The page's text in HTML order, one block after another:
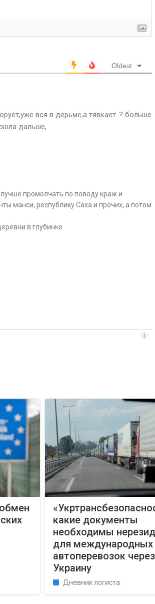
Oldest
вся в дерьме,а тявкает..? больше
дальше,
промолчать по поводу краж и
манси, республику Саха и прочих, а потом
в глубинке
какие документы
необходимы
для международных
автоперевозок через
Украину
Дневник логиста